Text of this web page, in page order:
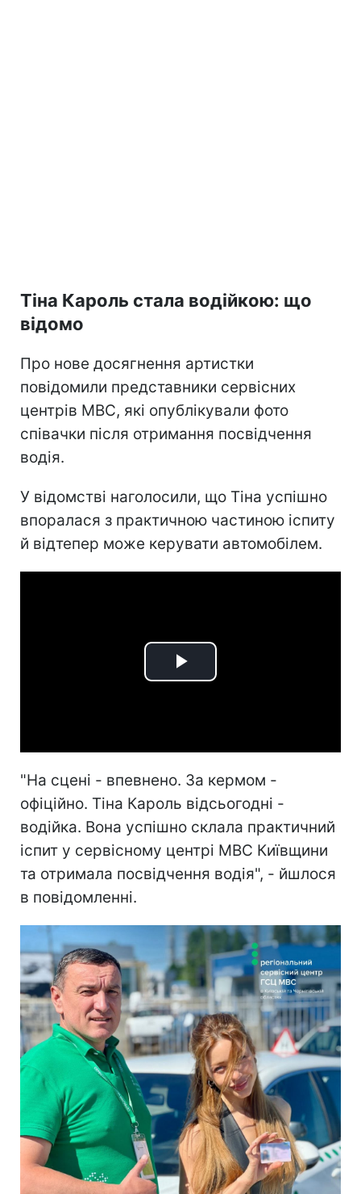
Тіна Кароль стала водійкою: що
відомо
Про нове досягнення артистки
повідомили представники сервісних
центрів МВС, які опублікували фото
співачки після отримання посвідчення
водія.
У відомстві наголосили, що Тіна успішно
впоралася з практичною частиною іспиту
й відтепер може керувати автомобілем.
Play
"На сцені - впевнено. За кермом -
офіційно. Тіна Кароль відсьогодні -
водійка. Вона успішно склала практичний
іспит у сервісному центрі МВС Київщини
та отримала посвідчення водія", - йшлося
в повідомленні.